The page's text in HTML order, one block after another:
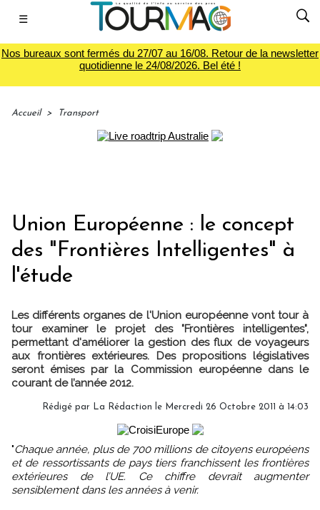
☰
Nos bureaux sont fermés du 27/07 au 16/08. Retour de la newsletter
quotidienne le 24/08/2026. Bel été !
Accueil > Transport
Union Européenne : le concept
des "Frontières Intelligentes" à
l'étude
Les différents organes de l'Union européenne vont tour à
tour examiner le projet des "Frontières intelligentes",
permettant d'améliorer la gestion des flux de voyageurs
aux frontières extérieures. Des propositions législatives
seront émises par la Commission européenne dans le
courant de l’année 2012.
Rédigé par La Rédaction le Mercredi 26 Octobre 2011 à 14:03
"Chaque année, plus de 700 millions de citoyens européens
et de ressortissants de pays tiers franchissent les frontières
extérieures de l’UE. Ce chiffre devrait augmenter
sensiblement dans les années à venir.